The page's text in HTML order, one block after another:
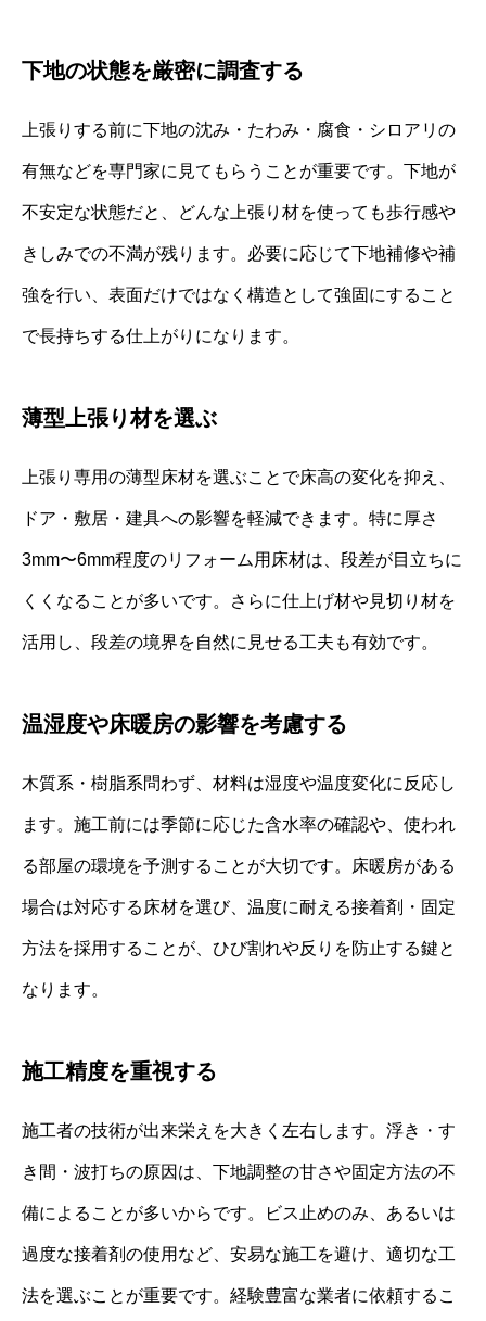
下地の状態を厳密に調査する
上張りする前に下地の沈み・たわみ・腐食・シロアリの
有無などを専門家に見てもらうことが重要です。下地が
不安定な状態だと、どんな上張り材を使っても歩行感や
きしみでの不満が残ります。必要に応じて下地補修や補
強を行い、表面だけではなく構造として強固にすること
で長持ちする仕上がりになります。
薄型上張り材を選ぶ
上張り専用の薄型床材を選ぶことで床高の変化を抑え、
ドア・敷居・建具への影響を軽減できます。特に厚さ
3mm〜6mm程度のリフォーム用床材は、段差が目立ちに
くくなることが多いです。さらに仕上げ材や見切り材を
活用し、段差の境界を自然に見せる工夫も有効です。
温湿度や床暖房の影響を考慮する
木質系・樹脂系問わず、材料は湿度や温度変化に反応し
ます。施工前には季節に応じた含水率の確認や、使われ
る部屋の環境を予測することが大切です。床暖房がある
場合は対応する床材を選び、温度に耐える接着剤・固定
方法を採用することが、ひび割れや反りを防止する鍵と
なります。
施工精度を重視する
施工者の技術が出来栄えを大きく左右します。浮き・す
き間・波打ちの原因は、下地調整の甘さや固定方法の不
備によることが多いからです。ビス止めのみ、あるいは
過度な接着剤の使用など、安易な施工を避け、適切な工
法を選ぶことが重要です。経験豊富な業者に依頼するこ